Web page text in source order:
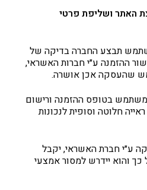
האתר ושליפת פרטי
תבצע החברה בדיקה של
ההזמנה ע״י חברות האשראי,
שהעסקה אכן אושרה.
בטופס ההזמנה ורישום
חלוטה וסופית לנכונות
ע״י חברת האשראי, יקבל
והוא יידרש למסור אמצעי